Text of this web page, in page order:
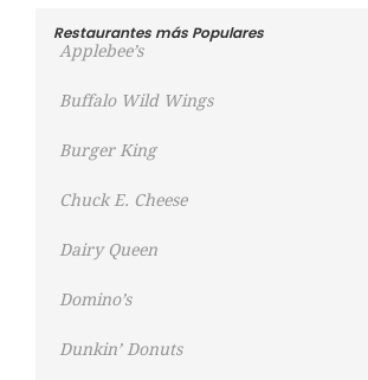
Restaurantes más Populares
Applebee’s
Buffalo Wild Wings
Burger King
Chuck E. Cheese
Dairy Queen
Domino’s
Dunkin’ Donuts